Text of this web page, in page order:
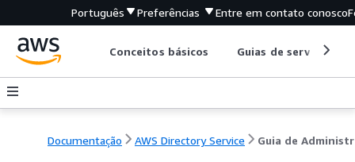
Português Preferências Entre em contato conosco
Conceitos básicos Guias de serviço
Documentação AWS Directory Service